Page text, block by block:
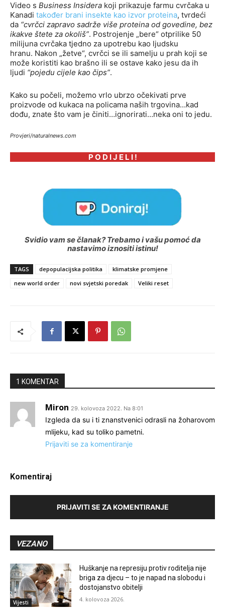
Video s Business Insidera koji prikazuje farmu cvrčaka u
Kanadi također brani insekte kao izvor proteina, tvrdeći
da “cvrčci zapravo sadrže više proteina od govedine, bez
ikakve štete za okoliš”. Postrojenje „bere“ otprilike 50
milijuna cvrčaka tjedno za upotrebu kao ljudsku
hranu. Nakon „žetve“, cvrčci se ili samelju u prah koji se
može koristiti kao brašno ili se ostave kako jesu da ih
ljudi “pojedu cijele kao čips”.
Kako su počeli, možemo vrlo ubrzo očekivati prve
proizvode od kukaca na policama naših trgovina…kad
dođu, znate što vam je činiti…ignorirati…neka oni to jedu.
Provjeri/naturalnews.com
P O D I J E L I !
Svidio vam se članak? Trebamo i vašu pomoć da
nastavimo iznositi istinu!
TAGS depopulacijska politika
klimatske promjene
new world order
novi svjetski poredak Veliki reset
1 KOMENTAR
Miron 29. kolovoza 2022. Na 8:01
Izgleda da su i ti znanstvenici odrasli na žoharovom
mlijeku, kad su toliko pametni.
Prijaviti se za komentiranje
Komentiraj
PRIJAVITI SE ZA KOMENTIRANJE
VEZANO
Vijesti
Huškanje na represiju protiv roditelja nije
briga za djecu – to je napad na slobodu i
dostojanstvo obitelji
4. kolovoza 2026.